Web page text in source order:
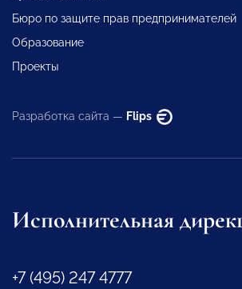
Бюро по защите прав предпринимателей
Образование
Проекты
Разработка сайта — Flips
Исполнительная
+7 (495) 247 4777